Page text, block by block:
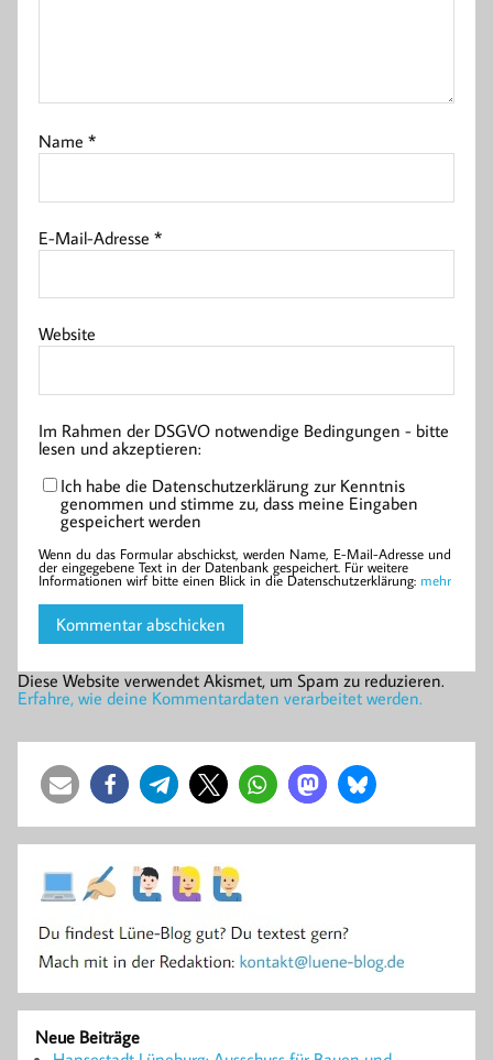
Name*
E-Mail-Adresse*
Website
Im Rahmen der DSGVO notwendige Bedingungen - bitte
lesen und akzeptieren:
Ich habe die Datenschutzerklärung zur Kenntnis
genommen und stimme zu, dass meine Eingaben
gespeichert werden
Wenn du das Formular abschickst, werden Name, E-Mail-Adresse und
der eingegebene Text in der Datenbank gespeichert. Für weitere
Informationen wirf bitte einen Blick in die Datenschutzerklärung: mehr
Diese Website verwendet Akismet, um Spam zu reduzieren.
Erfahre, wie deine Kommentardaten verarbeitet werden.
Neue Beiträge